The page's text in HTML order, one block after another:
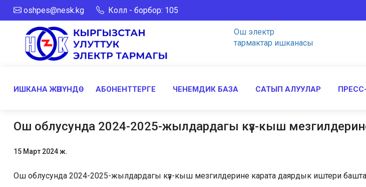
oshpes@nesk.kg Колл - борбор: 105
Ош электр
тармактар ишканасы
ИШКАНА ЖӨНҮНДӨ АБОНЕНТТЕРГЕ ЧЕНЕМДИК БАЗА САТЫП АЛУУЛАР
Ош облусунда 2024-2025-жылдардагы күз-кыш
15 Март 2024 ж.
Ош облусунда 2024-2025-жылдардагы күз-кыш мезгилдерине карата даярдык иштери